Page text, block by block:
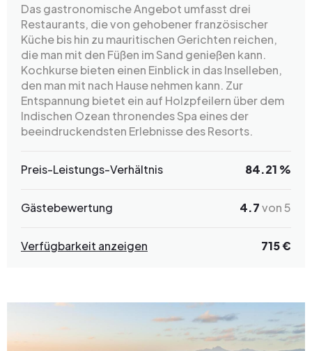
Das gastronomische Angebot umfasst drei
Restaurants, die von gehobener französischer
Küche bis hin zu mauritischen Gerichten reichen,
die man mit den Füßen im Sand genießen kann.
Kochkurse bieten einen Einblick in das Inselleben,
den man mit nach Hause nehmen kann. Zur
Entspannung bietet ein auf Holzpfeilern über dem
Indischen Ozean thronendes Spa eines der
beeindruckendsten Erlebnisse des Resorts.
Preis-Leistungs-Verhältnis 84.21 %
Gästebewertung 4.7von 5
Verfügbarkeit anzeigen 715 €